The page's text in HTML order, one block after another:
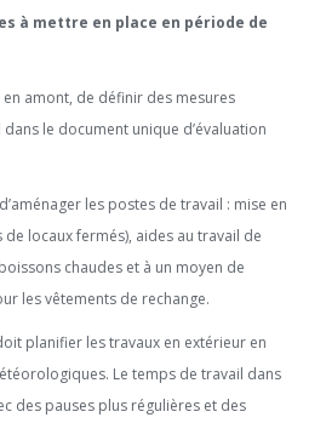
à mettre en place en période de
en amont, de définir des mesures
le document unique d’évaluation
les postes de travail : mise en
de locaux fermés), aides au travail de
chaudes et à un moyen de
les vêtements de rechange.
planifier les travaux en extérieur en
Le temps de travail dans
des pauses plus régulières et des